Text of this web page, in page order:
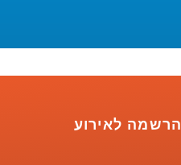
הרשמה לאירוע